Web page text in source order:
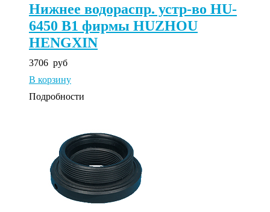
Нижнее водораспр. устр-во HU-
6450 B1 фирмы HUZHOU
HENGXIN
3706 руб
В корзину
Подробности